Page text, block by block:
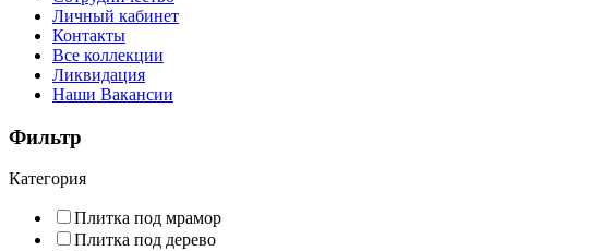
Личный кабинет
Контакты
Все коллекции
Ликвидация
Наши Вакансии
Фильтр
Категория
Плитка под мрамор
Плитка под дерево